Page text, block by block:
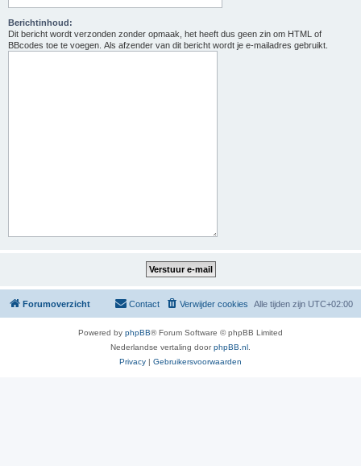
Berichtinhoud:
Dit bericht wordt verzonden zonder opmaak, het heeft dus geen zin om HTML of
BBcodes toe te voegen. Als afzender van dit bericht wordt je e-mailadres gebruikt.
Forumoverzicht Alle tijden zijn UTC+02:00
Verwijder cookies
Contact
Powered by phpBB® Forum Software © phpBB Limited
Nederlandse vertaling doorphpBB.nl
Privacy | Gebruikersvoorwaarden